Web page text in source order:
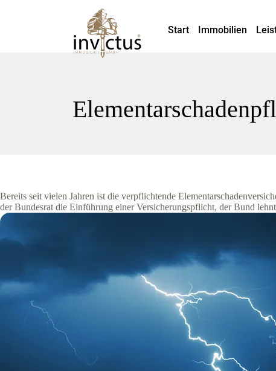
Start Immobilien
Bereits seit vielen Jahren ist die verpflichtende
der Bundesrat die Einführung einer Versicherungspflicht, der Bund